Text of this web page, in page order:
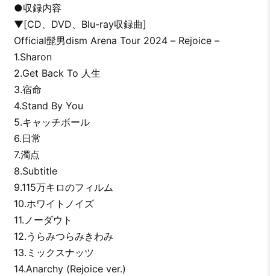
●収録内容
▼[CD、DVD、Blu-ray収録曲]
Official髭男dism Arena Tour 2024 – Rejoice –
1.Sharon
2.Get Back To 人生
3.宿命
4.Stand By You
5.キャッチボール
6.日常
7.濁点
8.Subtitle
9.115万キロのフィルム
10.ホワイトノイズ
11.ノーダウト
12.うらみつらみきわみ
13.ミックスナッツ
14.Anarchy (Rejoice ver.)